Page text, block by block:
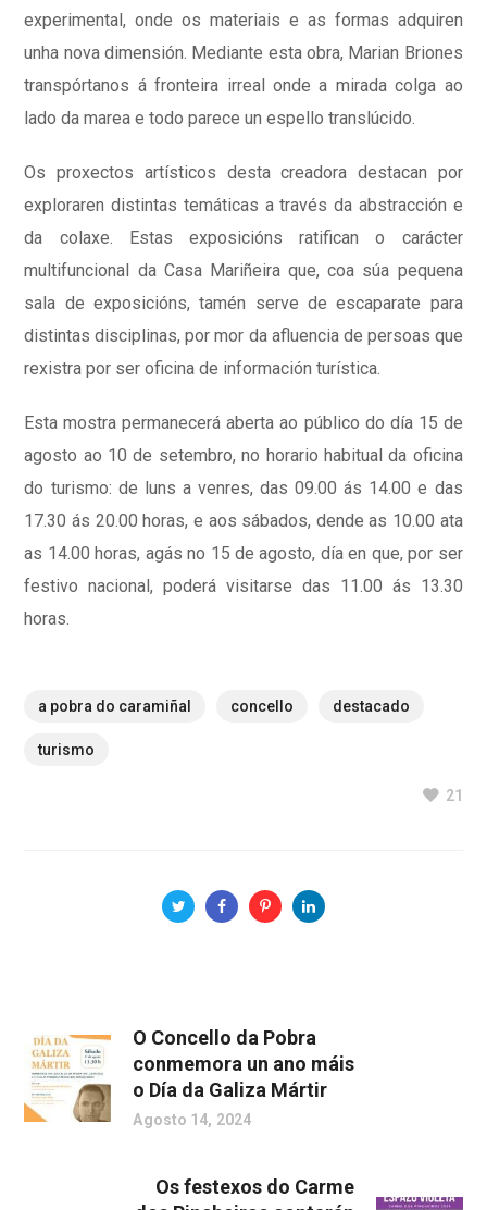
experimental, onde os materiais e as formas adquiren
unha nova dimensión. Mediante esta obra, Marian Briones
transpórtanos á fronteira irreal onde a mirada colga ao
lado da marea e todo parece un espello translúcido.
Os proxectos artísticos desta creadora destacan por
exploraren distintas temáticas a través da abstracción e
da colaxe. Estas exposicións ratifican o carácter
multifuncional da Casa Mariñeira que, coa súa pequena
sala de exposicións, tamén serve de escaparate para
distintas disciplinas, por mor da afluencia de persoas que
rexistra por ser oficina de información turística.
Esta mostra permanecerá aberta ao público do día 15 de
agosto ao 10 de setembro, no horario habitual da oficina
do turismo: de luns a venres, das 09.00 ás 14.00 e das
17.30 ás 20.00 horas, e aos sábados, dende as 10.00 ata
as 14.00 horas, agás no 15 de agosto, día en que, por ser
festivo nacional, poderá visitarse das 11.00 ás 13.30
horas.
a pobra do caramiñal concello destacado
turismo
21
O Concello da Pobra
conmemora un ano máis
o Día da Galiza Mártir
Agosto 14, 2024
Os festexos do Carme